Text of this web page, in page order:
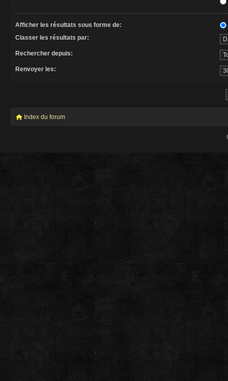
Afficher les résultats sous forme de:
Classer les résultats par:
Rechercher depuis:
Renvoyer les:
Index du forum